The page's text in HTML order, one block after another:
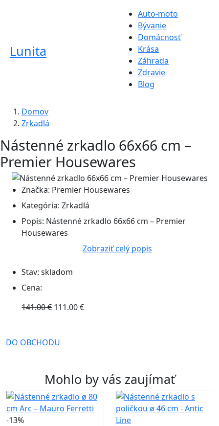
Lunita
Auto-moto
Bývanie
Domácnosť
Krása
Záhrada
Zdravie
Blog
Domov
Zrkadlá
Nástenné zrkadlo 66x66 cm –
Premier Housewares
Značka: Premier Housewares
Kategória: Zrkadlá
Popis: Nástenné zrkadlo 66x66 cm – Premier
Housewares
Zobraziť celý popis
Stav: skladom
Cena:
141.00 € 111.00 €
DO OBCHODU
Mohlo by vás zaujímať
-13%